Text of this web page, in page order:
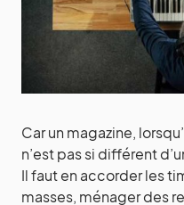
Car un magazine,
n’est pas si différent
Il faut en accorder les
masses, ménager des